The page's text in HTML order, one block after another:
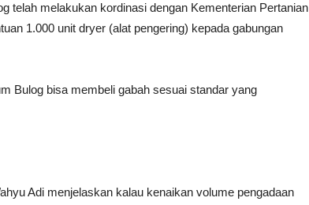
telah melakukan kordinasi dengan Kementerian Pertanian
1.000 unit dryer (alat pengering) kepada gabungan
Bulog bisa membeli gabah sesuai standar yang
Adi menjelaskan kalau kenaikan volume pengadaan